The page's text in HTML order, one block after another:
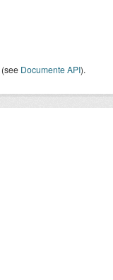
(see Documente API).